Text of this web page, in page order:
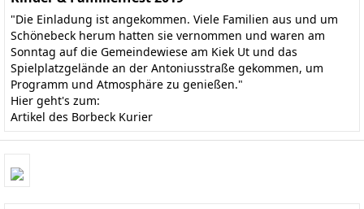
"Die Einladung ist angekommen. Viele Familien aus und um
Schönebeck herum hatten sie vernommen und waren am
Sonntag auf die Gemeindewiese am Kiek Ut und das
Spielplatzgelände an der Antoniusstraße gekommen, um
Programm und Atmosphäre zu genießen."
Hier geht's zum:
Artikel des Borbeck Kurier